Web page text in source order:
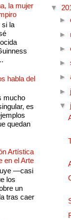
la mujer
si la
habla del
mucho
es
quedan
Artística
en el Arte
—casi
los
un
tras caer
▼
►
►
►
►
►
►
▼